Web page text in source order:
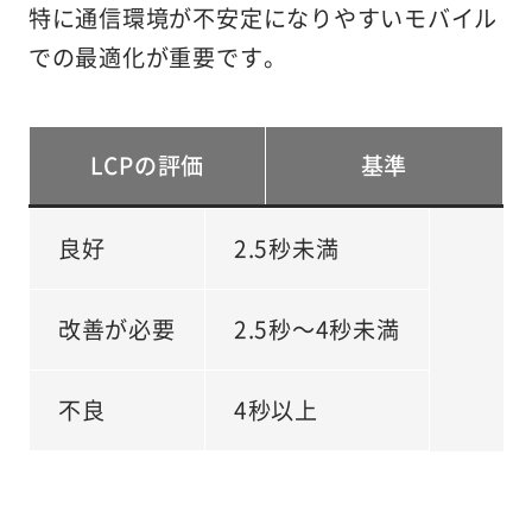
特に通信環境が不安定になりやすいモバイル
での最適化が重要です。
LCPの評価 基準
良好 2.5秒未満
改善が必要 2.5秒～4秒未満
不良 4秒以上